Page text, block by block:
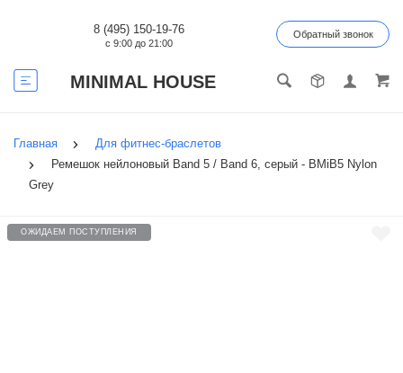
MINIMAL HOUSE
8 (495) 150-19-76
с 9:00 до 21:00
Обратный звонок
Главная
Для фитнес-браслетов
Ремешок нейлоновый Band 5 / Band 6, серый - BMiB5 Nylon
Grey
ОЖИДАЕМ ПОСТУПЛЕНИЯ